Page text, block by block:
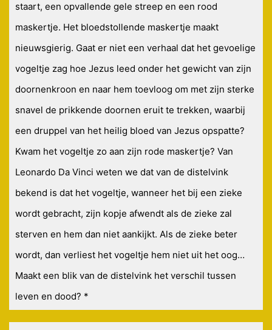
staart, een opvallende gele streep en een rood
maskertje. Het bloedstollende maskertje maakt
nieuwsgierig. Gaat er niet een verhaal dat het gevoelige
vogeltje zag hoe Jezus leed onder het gewicht van zijn
doornenkroon en naar hem toevloog om met zijn sterke
snavel de prikkende doornen eruit te trekken, waarbij
een druppel van het heilig bloed van Jezus opspatte?
Kwam het vogeltje zo aan zijn rode maskertje? Van
Leonardo Da Vinci weten we dat van de distelvink
bekend is dat het vogeltje, wanneer het bij een zieke
wordt gebracht, zijn kopje afwendt als de zieke zal
sterven en hem dan niet aankijkt. Als de zieke beter
wordt, dan verliest het vogeltje hem niet uit het oog…
Maakt een blik van de distelvink het verschil tussen
leven en dood? *